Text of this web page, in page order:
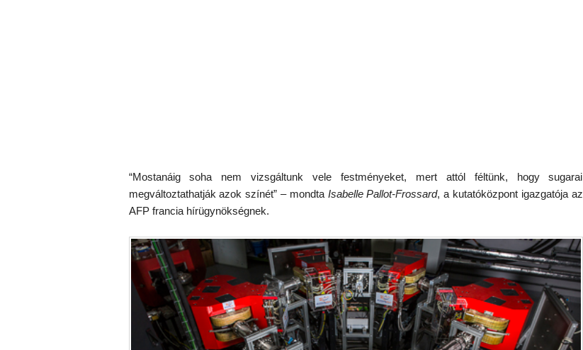
“Mostanáig soha nem vizsgáltunk vele festményeket, mert attól féltünk, hogy sugarai
megváltoztathatják azok színét” – mondta Isabelle Pallot-Frossard, a kutatóközpont igazgatója az
AFP francia hírügynökségnek.